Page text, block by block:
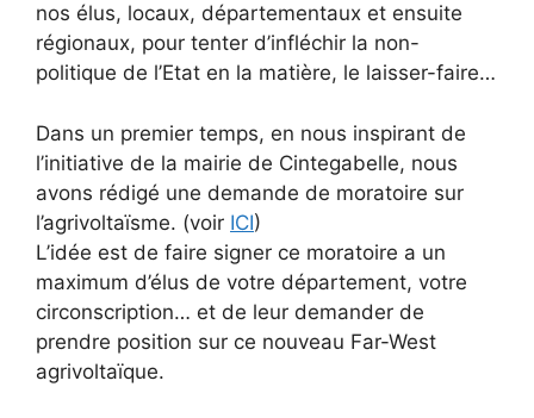
nos élus, locaux, départementaux et ensuite
régionaux, pour tenter d’infléchir la non-
politique de l’Etat en la matière, le laisser-faire…
Dans un premier temps, en nous inspirant de
l’initiative de la mairie de Cintegabelle, nous
avons rédigé une demande de moratoire sur
l’agrivoltaïsme. (voir ICI)
L’idée est de faire signer ce moratoire a un
maximum d’élus de votre département, votre
circonscription… et de leur demander de
prendre position sur ce nouveau Far-West
agrivoltaïque.